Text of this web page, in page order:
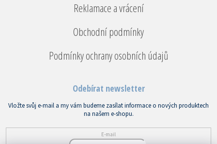
Reklamace a vrácení
Obchodní podmínky
Podmínky ochrany osobních údajů
Odebírat newsletter
Vložte svůj e-mail a my vám budeme zasílat informace o nových produktech
na našem e-shopu.
E-mail